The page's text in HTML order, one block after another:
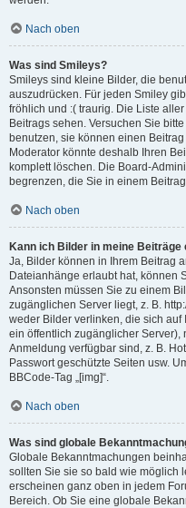
Nach oben
Was sind Smileys?
Smileys sind kleine Bilder, die
auszudrücken. Für jeden Smiley
fröhlich und :( traurig. Die Liste
Beitrags sehen. Versuchen Sie
benutzen, sie können einen
Moderator könnte deshalb Ihren
komplett löschen. Die Board-
begrenzen, die Sie in einem
Nach oben
Kann ich Bilder in meine Beiträge
Ja, Bilder können in Ihrem Beitrag
Dateianhänge erlaubt hat, können
Ansonsten müssen Sie zu einem
zugänglichen Server liegt, z. B.
weder Bilder verlinken, die sich
ein öffentlich zugänglicher
Anmeldung verfügbar sind, z. B.
Passwort geschützte Seiten usw.
BBCode-Tag „[img]“.
Nach oben
Was sind globale
Globale Bekanntmachungen
sollten Sie sie so bald wie möglich
erscheinen ganz oben in jedem
Bereich. Ob Sie eine globale